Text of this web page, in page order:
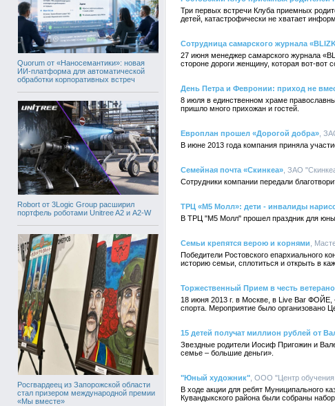
Quorum от «Наносемантики»: новая
ИИ-платформа для автоматической
обработки корпоративных встреч
Robort от 3Logic Group расширил
портфель роботами Unitree A2 и A2-W
Росгвардеец из Запорожской области
стал призером международной премии
«Мы вместе»
Три первых встречи Клуба приемных
детей, катастрофически не хватает
Сотрудница самарского журнала
27 июня менеджер самарского журнала
стороне дороги женщину, которая вот-вот
День Петра и Февронии: приход не
8 июля в единственном храме
пришло много прихожан и гостей.
Европлан прошел «Дорогой добра» ,
В июне 2013 года компания приняла
Семейная почта «Скинкеа» , ЗАО
Сотрудники компании передали
ТРЦ «М5 Молл»: дети - инвалиды
В ТРЦ "М5 Молл" прошел праздник для
Семьи крепятся верою и корнями ,
Победители Ростовского епархиального
историю семьи, сплотиться и открыть в
Торжественный Прием в честь
18 июня 2013 г. в Москве, в Live Bar ФОЙЕ,
спорта. Мероприятие было организовано
15 детей получат миллион рублей от
Звездные родители Иосиф Пригожин и
семье – большие деньги».
"Юный художник" , ООО "Центр
В ходе акции для ребят Муниципального
Кувандыкского района были собраны